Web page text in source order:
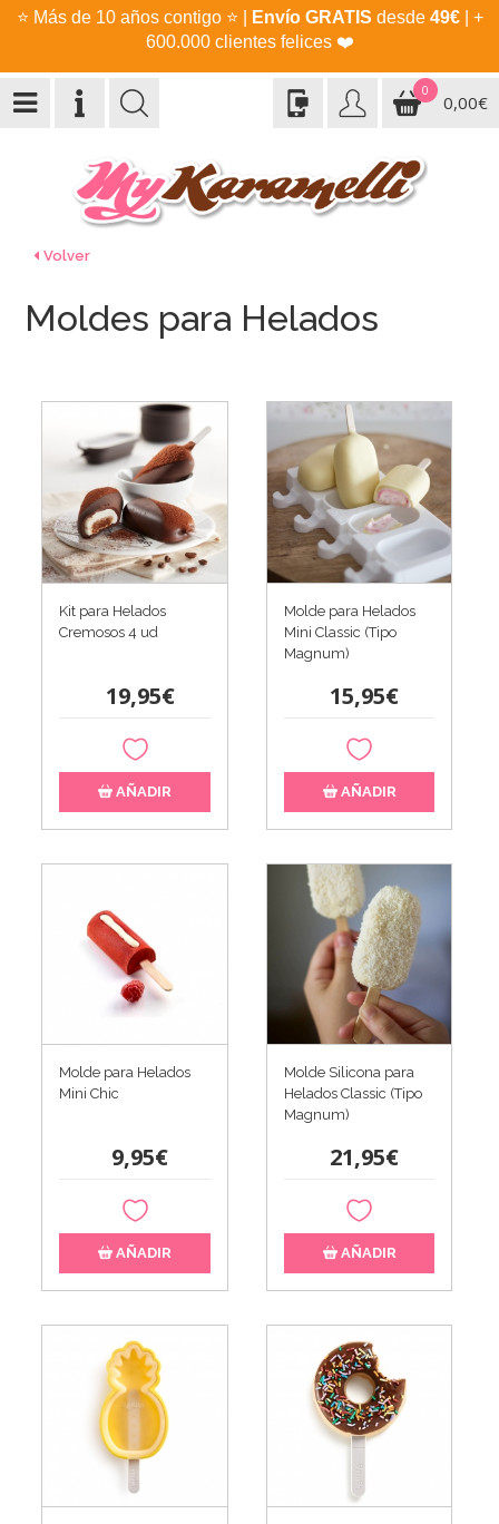
⭐ Más de 10 años contigo ⭐ Envío GRATIS desde 49€| +
600.000 clientes felices ❤️
0
0,00€
Volver
Moldes para Helados
Kit para Helados
Cremosos 4 ud
19,95€
AÑADIR
Molde para Helados
Mini Classic (Tipo
Magnum)
15,95€
AÑADIR
Molde para Helados
Mini Chic
9,95€
AÑADIR
Molde Silicona para
Helados Classic (Tipo
Magnum)
21,95€
AÑADIR